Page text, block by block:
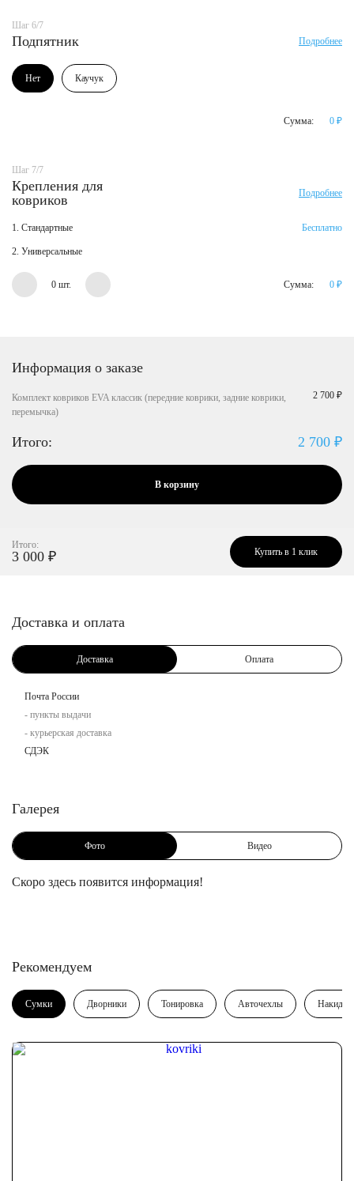
Шаг 6/7
Подпятник Подробнее
Нет Каучук
Сумма: 0 ₽
Шаг 7/7
Крепления для
ковриков
Подробнее
1. Стандартные Бесплатно
2. Универсальные
0 шт. Сумма: 0 ₽
Информация о заказе
Комплект ковриков EVA классик (передние коврики, задние коврики,
перемычка)
2 700 ₽
Итого: 2 700 ₽
В корзину
Итого:
3 000 ₽ Купить в 1 клик
Доставка и оплата
Доставка Оплата
Почта России
- пункты выдачи
- курьерская доставка
СДЭК
Галерея
Фото Видео
Скоро здесь появится информация!
Рекомендуем
Сумки Дворники Тонировка Авточехлы Накидки